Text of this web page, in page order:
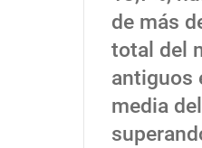
de más
total del
antiguos
media